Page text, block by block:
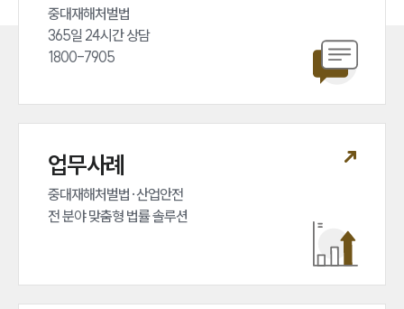
중대재해처벌법
365일 24시간 상담
1800-7905
업무사례
중대재해처벌법·산업안전
전 분야 맞춤형 법률 솔루션